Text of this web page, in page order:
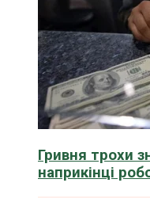
Гривня трохи
наприкінці